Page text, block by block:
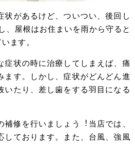
状があるけど、ついつい、後回し
、屋根はお住まいを⾬から守ると
ます。
症状の時に治療してしまえば、痛
ます。しかし、症状がどんどん進
いたり、差し⻭をする⽻目になる
補修を⾏いましょう︕当店では、
しております。また、台風、強風